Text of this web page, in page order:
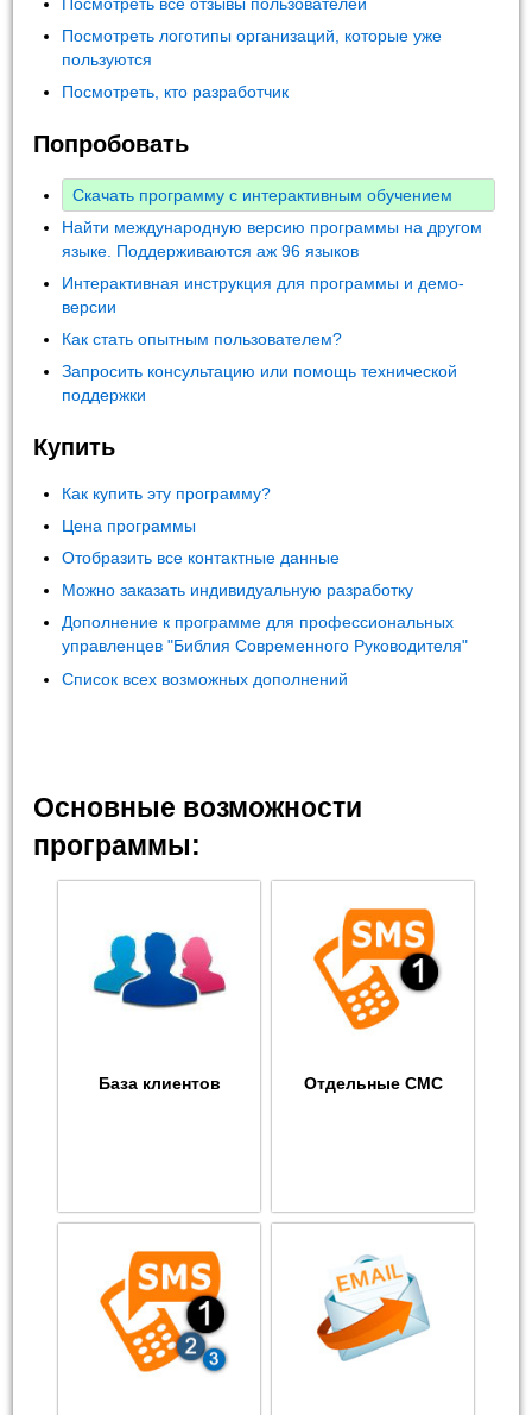
Посмотреть логотипы организаций, которые уже
пользуются
Посмотреть, кто разработчик
Попробовать
Скачать программу с интерактивным обучением
Найти международную версию программы на другом
языке. Поддерживаются аж 96 языков
Интерактивная инструкция для программы и демо-
версии
Как стать опытным пользователем?
Запросить консультацию или помощь технической
поддержки
Купить
Как купить эту программу?
Цена программы
Отобразить все контактные данные
Можно заказать индивидуальную разработку
Дополнение к программе для профессиональных
управленцев "Библия Современного Руководителя"
Список всех возможных дополнений
Основные возможности
программы:
База клиентов Отдельные СМС